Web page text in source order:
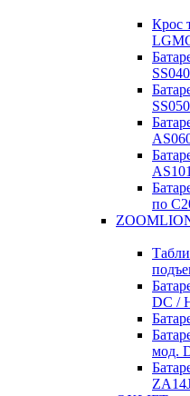
Крос
по
DC /
мод.